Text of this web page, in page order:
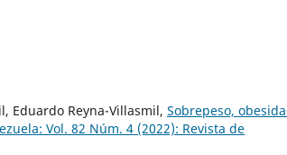
Eduardo Reyna-Villasmil, Sobrepeso,
Vol. 82 Núm. 4 (2022): Revista de